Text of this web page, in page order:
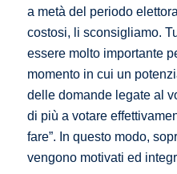
a metà del periodo
costosi, li sconsigliamo.
essere molto importante
momento in cui un
delle domande legate al
di più a votare
fare”. In questo modo,
vengono motivati ed